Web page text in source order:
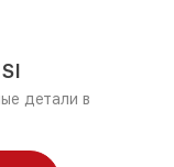
детали в